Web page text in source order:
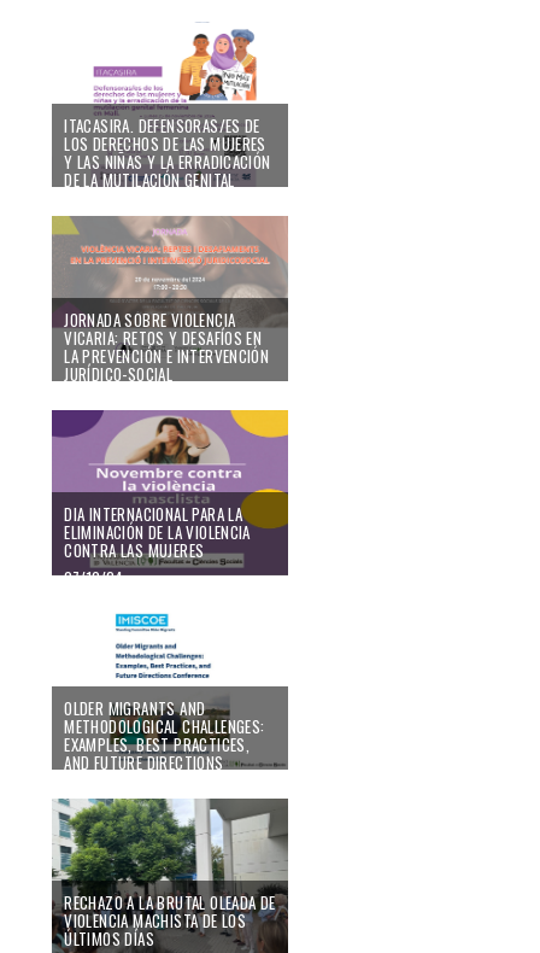
ITACASIRA. DEFENSORAS/ES DE
LOS DERECHOS DE LAS MUJERES
Y LAS NIÑAS Y LA ERRADICACIÓN
DE LA MUTILACIÓN GENITAL
19/11/24
JORNADA SOBRE VIOLENCIA
VICARIA: RETOS Y DESAFÍOS EN
LA PREVENCIÓN E INTERVENCIÓN
JURÍDICO-SOCIAL
DIA INTERNACIONAL PARA LA
ELIMINACIÓN DE LA VIOLENCIA
CONTRA LAS MUJERES
07/10/24
OLDER MIGRANTS AND
METHODOLOGICAL CHALLENGES:
EXAMPLES, BEST PRACTICES,
AND FUTURE DIRECTIONS
06/09/24
RECHAZO A LA BRUTAL OLEADA DE
VIOLENCIA MACHISTA DE LOS
ÚLTIMOS DÍAS